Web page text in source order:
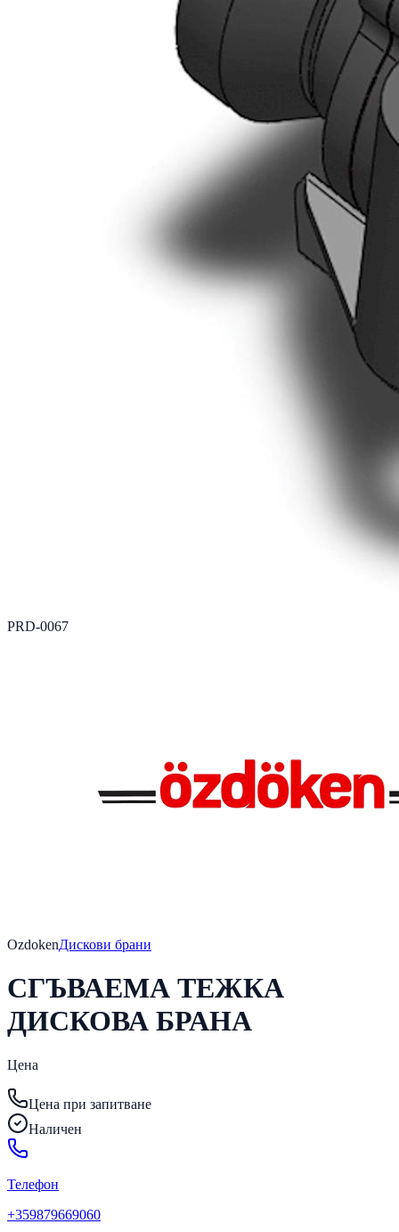
PRD-0067
OzdokenДискови брани
СГЪВАЕМА ТЕЖКА
ДИСКОВА БРАНА
Цена
Цена при запитване
Наличен
Телефон
+359879669060